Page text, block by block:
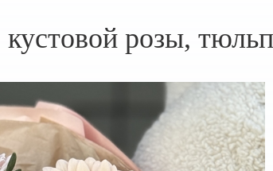
розы,